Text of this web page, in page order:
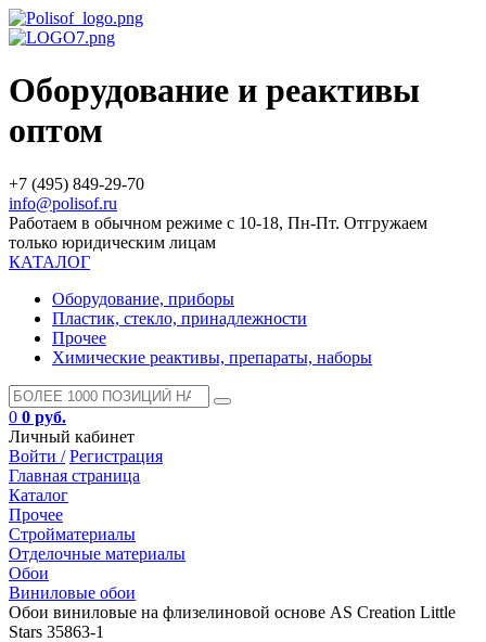
Оборудование и реактивы
оптом
+7 (495) 849-29-70
info@polisof.ru
Работаем в обычном режиме с 10-18, Пн-Пт. Отгружаем
только юридическим лицам
КАТАЛОГ
Оборудование, приборы
Пластик, стекло, принадлежности
Прочее
Химические реактивы, препараты, наборы
0 0 руб.
Личный кабинет
Войти / Регистрация
Главная страница
Каталог
Прочее
Стройматериалы
Отделочные материалы
Обои
Виниловые обои
Обои виниловые на флизелиновой основе AS Creation Little
Stars 35863-1